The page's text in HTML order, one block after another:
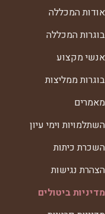
אודות המכללה
בוגרות המכללה
אנשי מקצוע
בוגרות ממליצות
מאמרים
השתלמויות וימי עיון
השכרת כיתות
הצהרת נגישות
מדיניות ביטולים